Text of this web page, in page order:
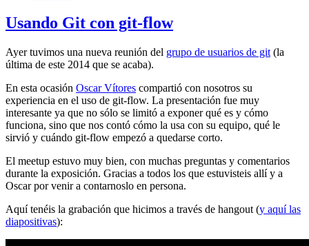
Usando Git con git-flow
Ayer tuvimos una nueva reunión del grupo de usuarios de git (la
última de este 2014 que se acaba).
En esta ocasión Oscar Vítores compartió con nosotros su
experiencia en el uso de git-flow. La presentación fue muy
interesante ya que no sólo se limitó a exponer qué es y cómo
funciona, sino que nos contó cómo la usa con su equipo, qué le
sirvió y cuándo git-flow empezó a quedarse corto.
El meetup estuvo muy bien, con muchas preguntas y comentarios
durante la exposición. Gracias a todos los que estuvisteis allí y a
Oscar por venir a contarnoslo en persona.
Aquí tenéis la grabación que hicimos a través de hangout (y aquí las
diapositivas):